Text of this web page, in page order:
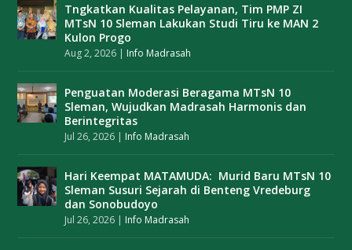
Tngkatkan Kualitas Pelayanan, Tim PMP ZI
MTsN 10 Sleman Lakukan Studi Tiru ke MAN 2
Kulon Progo
Aug 2, 2026 | Info Madrasah
Penguatan Moderasi Beragama MTsN 10
Sleman, Wujudkan Madrasah Harmonis dan
Berintegritas
Jul 26, 2026 | Info Madrasah
Hari Keempat MATAMUDA: Murid Baru MTsN 10
Sleman Susuri Sejarah di Benteng Vredeburg
dan Sonobudoyo
Jul 26, 2026 | Info Madrasah